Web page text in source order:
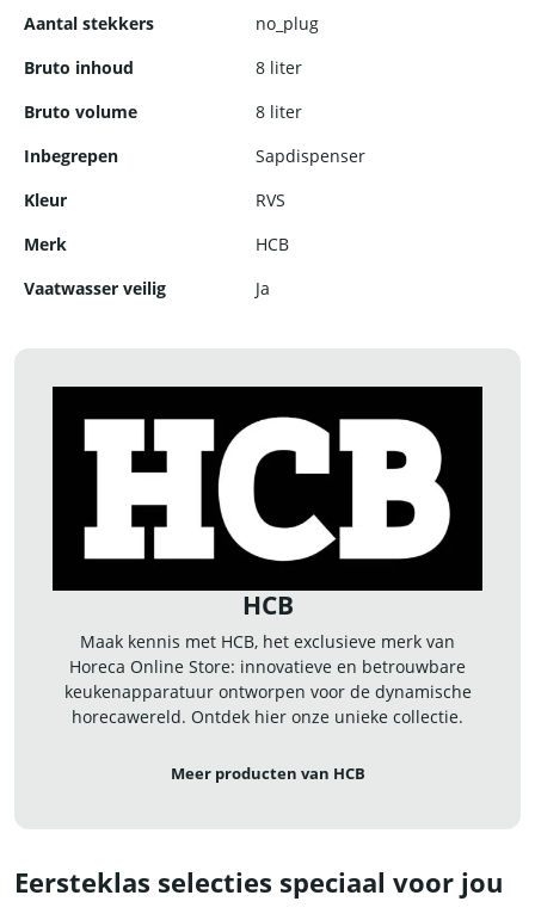
Aantal stekkers
no_plug
Bruto inhoud
8 liter
Bruto volume
8 liter
Inbegrepen
Sapdispenser
Kleur
RVS
Merk
HCB
Vaatwasser veilig
Ja
HCB
Maak kennis met HCB, het exclusieve merk van
Horeca Online Store: innovatieve en betrouwbare
keukenapparatuur ontworpen voor de dynamische
horecawereld. Ontdek hier onze unieke collectie.
Meer producten van HCB
Eersteklas selecties speciaal voor jou